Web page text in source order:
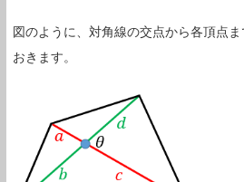
図のように、対角線の交点から各頂点
おきます。